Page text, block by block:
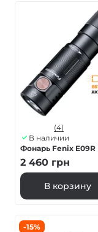
(4)
В наличии
Фонарь Fenix E09R
2 460 грн
В корзину
-15%